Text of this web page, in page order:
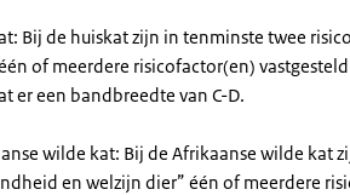
Bij de huiskat zijn in tenminste twee
of meerdere risicofactor(en)
er een bandbreedte van C-D.
wilde kat: Bij de Afrikaanse wilde kat
en welzijn dier” één of meerdere